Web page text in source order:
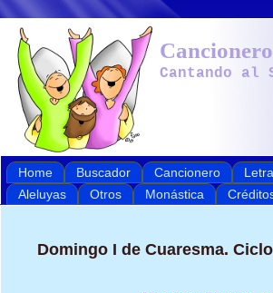
Cantando al
Home Buscador Cancionero
Aleluyas
Otros Monástica
Domingo I de Cuaresma.